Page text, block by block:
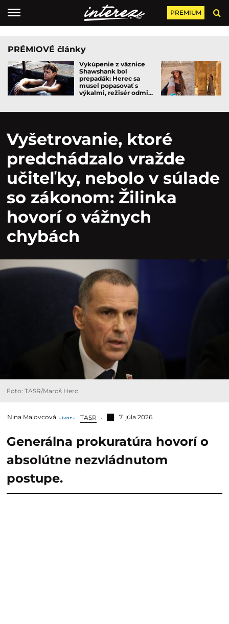
PREMIUM
PRÉMIOVÉ články
Vykúpenie z väznice
Shawshank bol
prepadák: Herec sa
musel popasovať s
výkalmi, režisér odmi...
Vyšetrovanie, ktoré
predchádzalo vražde
učiteľky, nebolo v súlade
so zákonom: Žilinka
hovorí o vážnych
chybách
Foto: TASR/Maroš Herc
Nina Malovcová TASR 7. júla 2026
Generálna prokuratúra hovorí o
absolútne nezvládnutom
postupe.